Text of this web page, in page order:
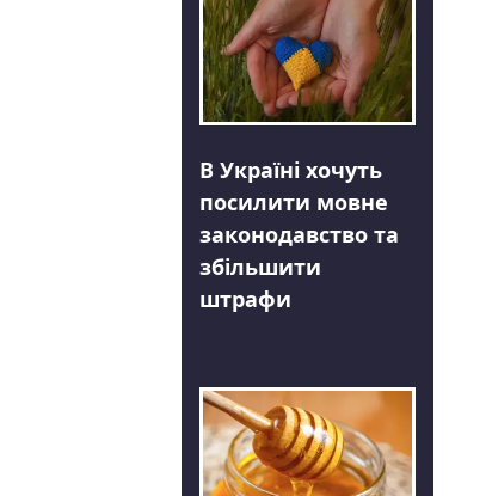
В Україні хочуть
посилити мовне
законодавство та
збільшити
штрафи